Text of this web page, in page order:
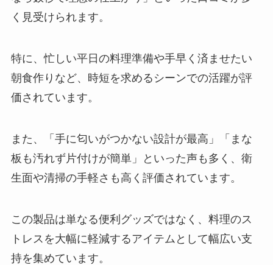
く見受けられます。
特に、忙しい平日の料理準備や手早く済ませたい
朝食作りなど、時短を求めるシーンでの活躍が評
価されています。
また、「手に匂いがつかない設計が最高」「まな
板も汚れず片付けが簡単」といった声も多く、衛
生面や清掃の手軽さも高く評価されています。
この製品は単なる便利グッズではなく、料理のス
トレスを大幅に軽減するアイテムとして幅広い支
持を集めています。